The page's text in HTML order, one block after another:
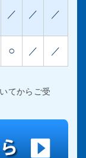
／ ／ ／
○ ／ ／
てからご受